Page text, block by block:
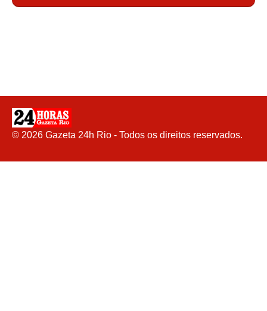
© 2026 Gazeta 24h Rio - Todos os direitos reservados.